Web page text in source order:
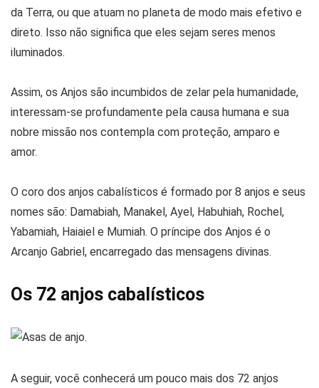
da Terra, ou que atuam no planeta de modo mais efetivo e
direto. Isso não significa que eles sejam seres menos
iluminados.
Assim, os Anjos são incumbidos de zelar pela humanidade,
interessam-se profundamente pela causa humana e sua
nobre missão nos contempla com proteção, amparo e
amor.
O coro dos anjos cabalísticos é formado por 8 anjos e seus
nomes são: Damabiah, Manakel, Ayel, Habuhiah, Rochel,
Yabamiah, Haiaiel e Mumiah. O príncipe dos Anjos é o
Arcanjo Gabriel, encarregado das mensagens divinas.
Os 72 anjos cabalísticos
A seguir, você conhecerá um pouco mais dos 72 anjos